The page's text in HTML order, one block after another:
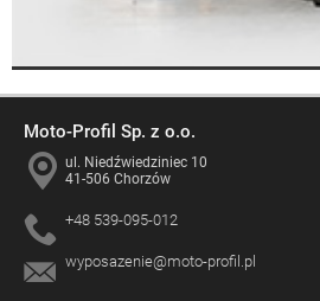
Moto-Profil Sp. z o.o.
ul. Niedźwiedziniec 10
41-506 Chorzów
+48 539-095-012
wyposazenie@moto-profil.pl